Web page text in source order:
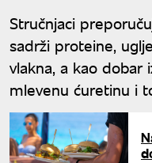
Stručnjaci
sadrži proteine,
vlakna, a kao dobar
mlevenu ćuretinu i